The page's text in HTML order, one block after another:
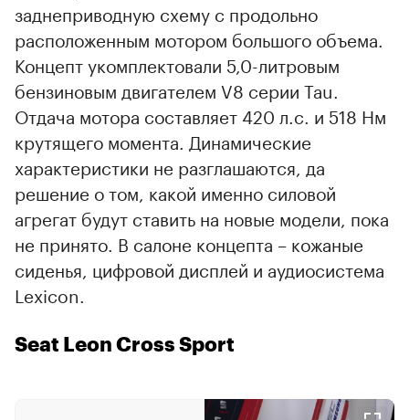
заднеприводную схему с продольно
расположенным мотором большого объема.
Концепт укомплектовали 5,0-литровым
бензиновым двигателем V8 серии Tau.
Отдача мотора составляет 420 л.с. и 518 Нм
крутящего момента. Динамические
характеристики не разглашаются, да
решение о том, какой именно силовой
агрегат будут ставить на новые модели, пока
не принято. В салоне концепта – кожаные
сиденья, цифровой дисплей и аудиосистема
Lexicon.
Seat Leon Cross Sport